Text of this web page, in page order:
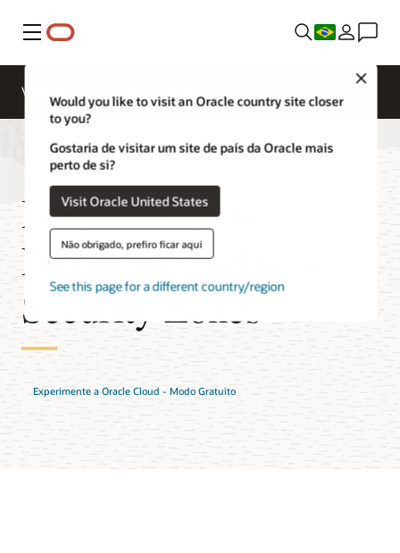
Menu
Would you like to visit an Oracle country site closer
to you?
Gostaria de visitar um site de país da Oracle mais
perto de si?
Visit Oracle United States
Não obrigado, prefiro ficar aqui
See this page for a different country/region
Visão geral
Perguntas mais
Frequentes sobre o
Security Zones
Experimente a Oracle Cloud - Modo Gratuito